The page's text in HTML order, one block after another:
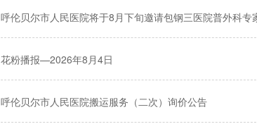
呼伦贝尔市人民医院将于8月下旬邀请包钢三医院普外科专
花粉播报—2026年8月4日
呼伦贝尔市人民医院搬运服务（二次）询价公告